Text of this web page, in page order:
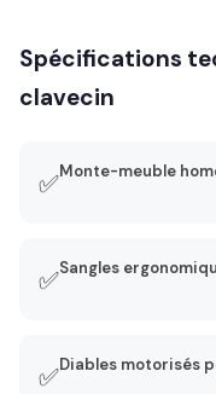
Spécifications
clavecin
✅Monte-meuble
✅Sangles
✅Diables motorisés